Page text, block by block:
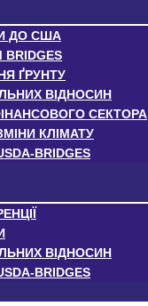
ДО США
ҐРУНТУ
ВІДНОСИН
СЕКТОРА
КЛІМАТУ
BRIDGES
ВІДНОСИН
BRIDGES